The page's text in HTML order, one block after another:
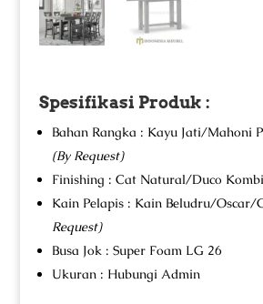
Spesifikasi Produk :
Bahan Rangka : Kayu Jati/Mahoni
(By Request)
Finishing : Cat Natural/Duco
Kain Pelapis : Kain Beludru/Oscar/
Request)
Busa Jok : Super Foam LG 26
Ukuran : Hubungi Admin